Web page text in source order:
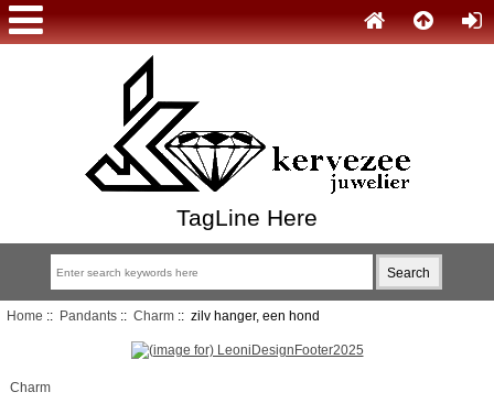
TagLine Here
Home :: Pandants:: Charm:: zilv hanger, een hond
Charm